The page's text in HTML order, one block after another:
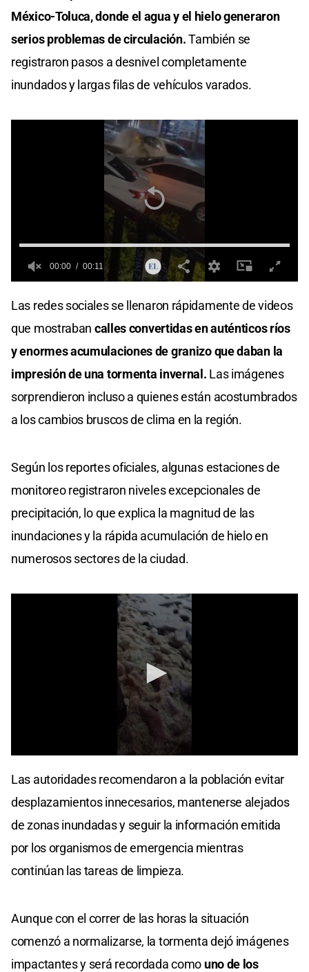
México-Toluca, donde el agua y el hielo generaron
serios problemas de circulación.También se
registraron pasos a desnivel completamente
inundados y largas filas de vehículos varados.
of
seconds
00:00 00:11
Las redes sociales se llenaron rápidamente de videos
que mostraban calles convertidas en auténticos ríos
y enormes acumulaciones de granizo que daban la
impresión de una tormenta invernal. Las imágenes
sorprendieron incluso a quienes están acostumbrados
a los cambios bruscos de clima en la región.
Según los reportes oficiales, algunas estaciones de
monitoreo registraron niveles excepcionales de
precipitación, lo que explica la magnitud de las
inundaciones y la rápida acumulación de hielo en
numerosos sectores de la ciudad.
of
seconds
Las autoridades recomendaron a la población evitar
desplazamientos innecesarios, mantenerse alejados
de zonas inundadas y seguir la información emitida
por los organismos de emergencia mientras
continúan las tareas de limpieza.
Aunque con el correr de las horas la situación
comenzó a normalizarse, la tormenta dejó imágenes
impactantes y será recordada como uno de los